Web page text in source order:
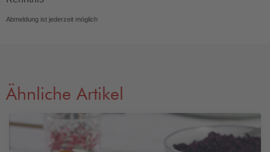
Abmeldung ist jederzeit möglich
Ähnliche Artikel